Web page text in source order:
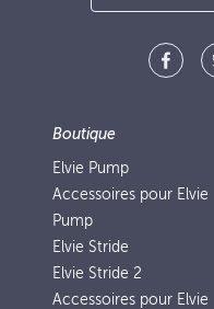
Boutique
Elvie Pump
Accessoires pour Elvie
Pump
Elvie Stride
Elvie Stride 2
Accessoires pour Elvie